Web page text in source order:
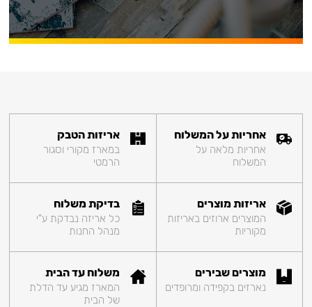
אחריות על המשלוח
אחריות מלאה על
המשלוח
אריזות הטבק
במארז מקורי וסגור
הרמטי
אריזות מוצרים
המוצרים ארוזים באריזות
מקוריות
בדיקת משלוח
כל אריזה נבדקת ע"י
מנהל החנות
מוצרים שבירים
נארזים בקפידה ומרופדים
משלוח עד הבית
המארז מגיע עד הדלת
של הבית